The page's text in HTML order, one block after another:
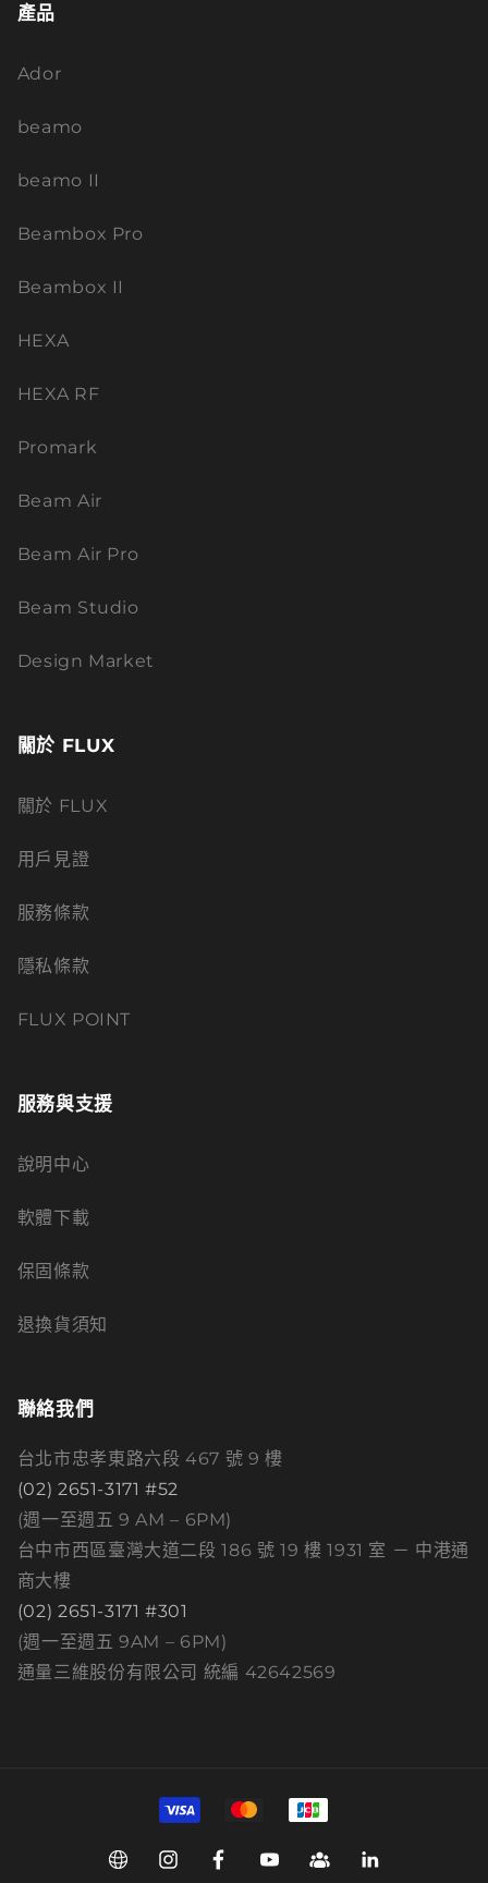
產品
Ador
beamo
beamo II
Beambox Pro
Beambox II
HEXA
HEXA RF
Promark
Beam Air
Beam Air Pro
Beam Studio
Design Market
關於 FLUX
關於 FLUX
用戶見證
服務條款
隱私條款
FLUX POINT
服務與支援
說明中心
軟體下載
保固條款
退換貨須知
聯絡我們
台北市忠孝東路六段 467 號 9 樓
(02) 2651-3171 #52
(週一至週五 9 AM – 6PM)
台中市西區臺灣大道二段 186 號 19 樓 1931 室 － 中港通
商大樓
(02) 2651-3171 #301
(週一至週五 9AM – 6PM)
通量三維股份有限公司 統編 42642569
Web InstagramFacebookYouTubeGroup Linkedin